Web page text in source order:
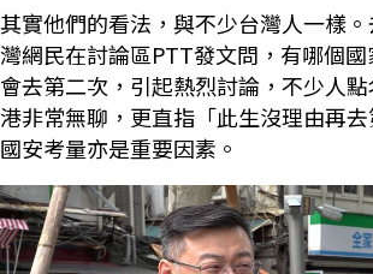
其實他們的看法，與不少台灣人一樣
灣網民在討論區PTT發文問，有哪個
會去第二次，引起熱烈討論，不少人
港非常無聊，更直指「此生沒理由再去
國安考量亦是重要因素。